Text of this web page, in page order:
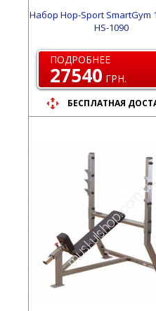
Набор Hop-Sport SmartGym
HS-1090
ПОДРОБНЕЕ
27540 ГРН.
БЕСПЛАТНАЯ